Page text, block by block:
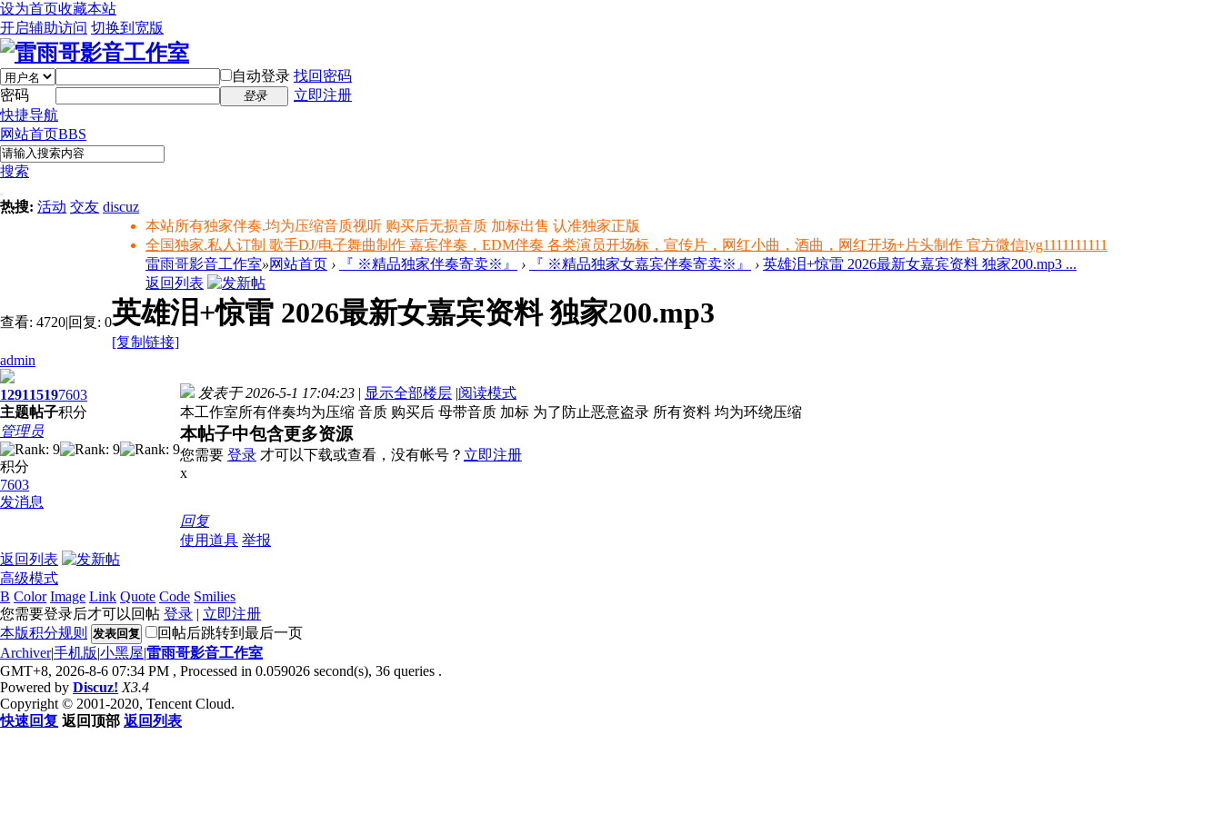
设为首页收藏本站
开启辅助访问 切换到宽版
自动登录 找回密码
密码
登录
立即注册
快捷导航
网站首页BBS
搜索
热搜: 活动 交友 discuz
本站所有独家伴奏.均为压缩音质视听 购买后无损音质 加标出售 认准独家正版
全国独家.私人订制 歌手DJ/电子舞曲制作 嘉宾伴奏，EDM伴奏 各类演员开场标，宣传片，网红小曲，酒曲，网红开场+片头制作 官方微信lyg1111111111
雷雨哥影音工作室»网站首页 › 『 ※精品独家伴奏寄卖※』 › 『 ※精品独家女嘉宾伴奏寄卖※』 › 英雄泪+惊雷 2026最新女嘉宾资料 独家200.mp3 ...
返回列表
查看: 4720|回复: 0英雄泪+惊雷 2026最新女嘉宾资料 独家200.mp3
[复制链接]
admin
1291
主题
1519
帖子
7603
积分
管理员
积分
7603
发消息
发表于 2026-5-1 17:04:23 | 显示全部楼层 |阅读模式
本工作室所有伴奏均为压缩 音质 购买后 母带音质 加标 为了防止恶意盗录 所有资料 均为环绕压缩
本帖子中包含更多资源
您需要 登录 才可以下载或查看，没有帐号？ 立即注册
x
回复
使用道具 举报
返回列表
高级模式
B Color Image Link Quote Code Smilies
您需要登录后才可以回帖 登录 | 立即注册
本版积分规则
发表回复
回帖后跳转到最后一页
Archiver|手机版|小黑屋|雷雨哥影音工作室
GMT+8, 2026-8-6 07:34 PM , Processed in 0.059026 second(s), 36 queries .
Powered by Discuz! X3.4
Copyright © 2001-2020, Tencent Cloud.
快速回复 返回顶部 返回列表